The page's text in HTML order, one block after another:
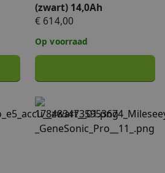
(zwart) 14,0Ah
€ 614,00
Op voorraad
10,5AhGeneSonic Pro detachable